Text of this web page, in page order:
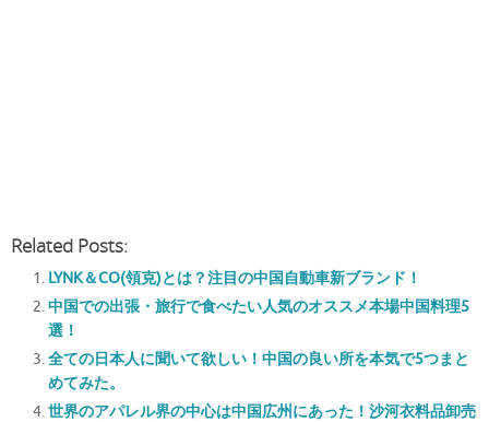
Related Posts:
LYNK＆CO(領克)とは？注目の中国自動車新ブランド！
中国での出張・旅行で食べたい人気のオススメ本場中国料理5
選！
全ての日本人に聞いて欲しい！中国の良い所を本気で5つまと
めてみた。
世界のアパレル界の中心は中国広州にあった！沙河衣料品卸売